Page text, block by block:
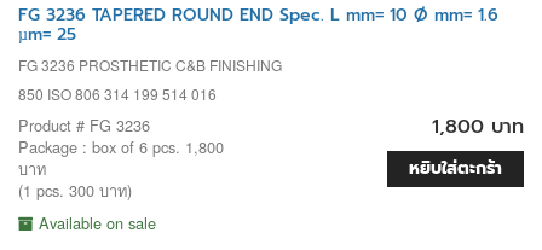
FG 3236 TAPERED ROUND END Spec. L mm= 10 Ø mm= 1.6
µm= 25
FG 3236 PROSTHETIC C&B FINISHING
850 ISO 806 314 199 514 016
Product # FG 3236
Package : box of 6 pcs. 1,800
บาท
(1 pcs. 300 บาท)
Available on sale
1,800 บาท
หยิบใส่ตะกร้า